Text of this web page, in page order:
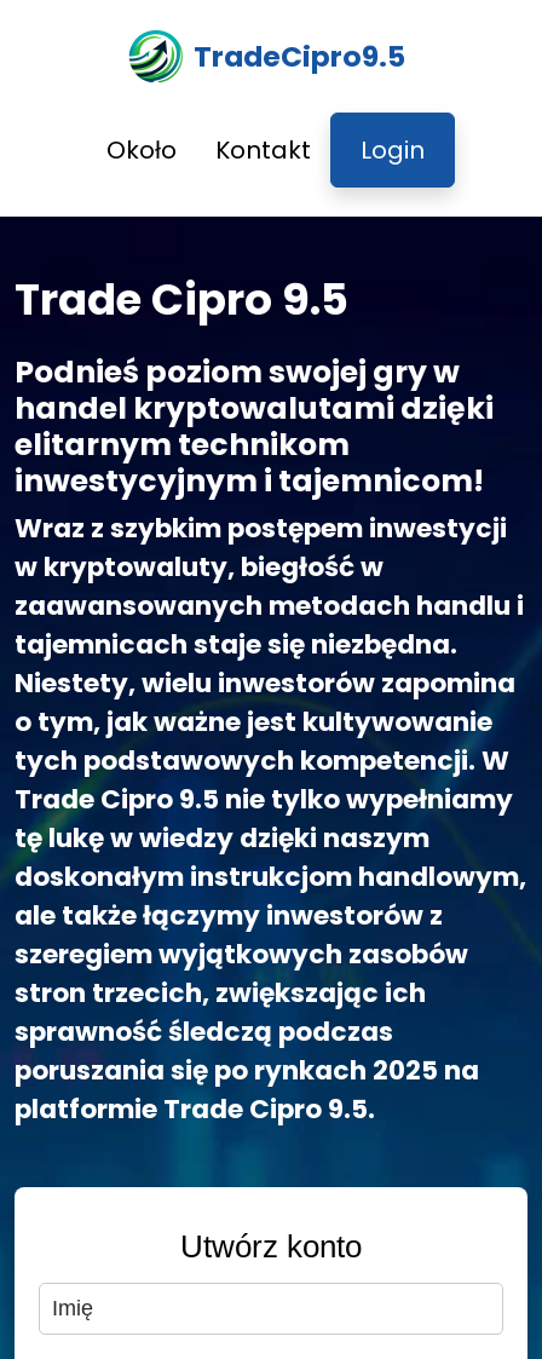
TradeCipro9.5
Około Kontakt Login
Trade Cipro 9.5
Podnieś poziom swojej gry w
handel kryptowalutami dzięki
elitarnym technikom
inwestycyjnym i tajemnicom!
Wraz z szybkim postępem inwestycji
w kryptowaluty, biegłość w
zaawansowanych metodach handlu i
tajemnicach staje się niezbędna.
Niestety, wielu inwestorów zapomina
o tym, jak ważne jest kultywowanie
tych podstawowych kompetencji. W
Trade Cipro 9.5 nie tylko wypełniamy
tę lukę w wiedzy dzięki naszym
doskonałym instrukcjom handlowym,
ale także łączymy inwestorów z
szeregiem wyjątkowych zasobów
stron trzecich, zwiększając ich
sprawność śledczą podczas
poruszania się po rynkach 2025 na
platformie Trade Cipro 9.5.